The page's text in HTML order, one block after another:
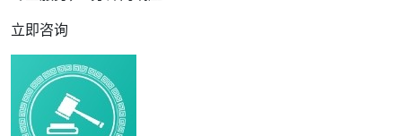
立即咨询